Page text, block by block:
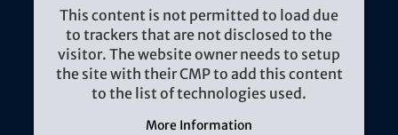
This content is not permitted to load due
to trackers that are not disclosed to the
visitor. The website owner needs to setup
the site with their CMP to add this content
to the list of technologies used.
More Information